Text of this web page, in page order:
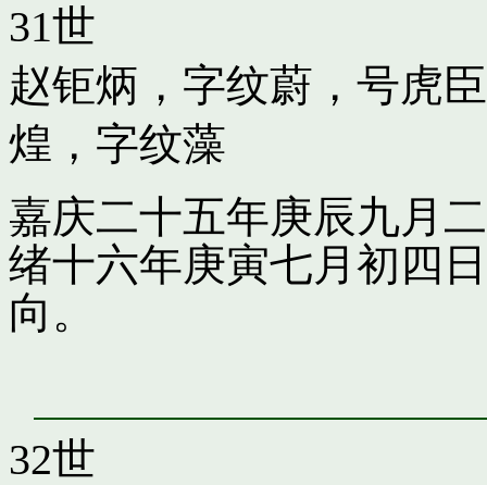
31世
赵钜炳，字纹蔚，号虎臣
煌，字纹藻
嘉庆二十五年庚辰九月
绪十六年庚寅七月初四
向。
32世